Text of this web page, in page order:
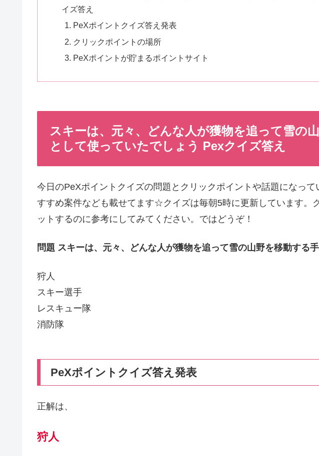
イズ答え
PeXポイントクイズ答え発表
クリックポイントの場所
PeXポイントが貯まるポイントサイト
スキーは、元々、どんな人が獲物を追って雪の
として使っていたでしょう Pexクイズ答え
今日のPeXポイントクイズの問題とクリックポイントや話題になっ
すすめ案件なども載せてます☆クイズは毎朝5時に更新しています。
ットするのに参考にしてみてください。ではどうぞ！
問題 スキーは、元々、どんな人が獲物を追って雪の山野を移動する
狩人
スキー選手
レスキュー隊
消防隊
PeXポイントクイズ答え発表
正解は、
狩人